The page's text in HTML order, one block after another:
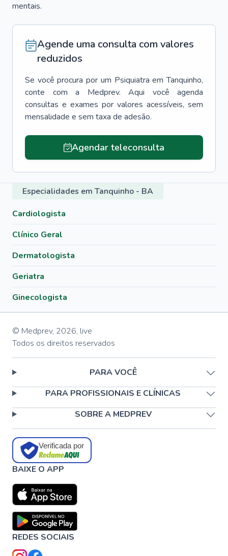
mentais.
Agende uma consulta com valores
reduzidos
Se você procura por um Psiquiatra em Tanquinho,
conte com a Medprev. Aqui você agenda
consultas e exames por valores acessíveis, sem
mensalidade e sem taxa de adesão.
Agendar teleconsulta
Especialidades em Tanquinho - BA
Cardiologista
Clínico Geral
Dermatologista
Geriatra
Ginecologista
© Medprev, 2026, live
Todos os direitos reservados
PARA VOCÊ
PARA PROFISSIONAIS E CLÍNICAS
SOBRE A MEDPREV
Verificada por
BAIXE O APP
REDES SOCIAIS